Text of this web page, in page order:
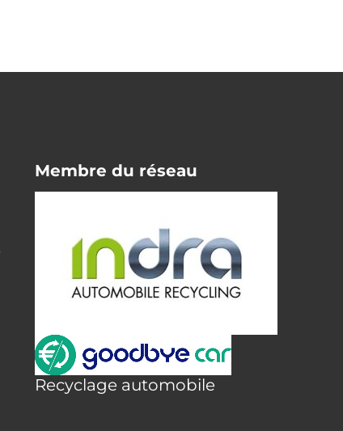
Membre du réseau
Recyclage automobile